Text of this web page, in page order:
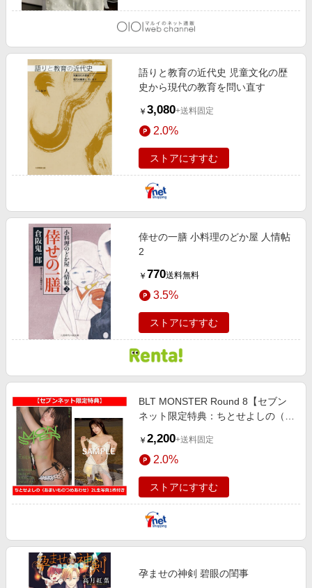
語りと教育の近代史 児童文化の歴
史から現代の教育を問い直す
￥ 3,080+送料固定
2.0%
ストアにすすむ
倖せの一膳 小料理のどか屋 人情帖
2
￥ 770送料無料
3.5%
ストアにすすむ
BLT MONSTER Round 8【セブン
ネット限定特典：ちとせよしの（あ
付き】
￥ 2,200+送料固定
2.0%
ストアにすすむ
孕ませの神剣 碧眼の閨事